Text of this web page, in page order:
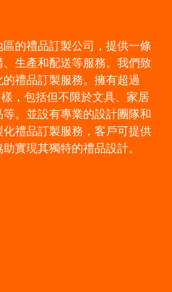
的禮品訂製公司，提供一條
生產和配送等服務。我們致
禮品訂製服務。擁有超過
，包括但不限於文具、家居
。並設有專業的設計團隊和
禮品訂製服務，客戶可提供
實現其獨特的禮品設計。